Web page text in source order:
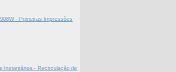
- Primeiras Impressões
Instantânea - Recirculação de